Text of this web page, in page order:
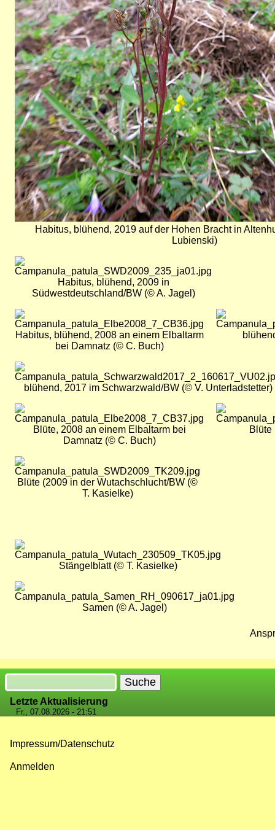
Habitus, blühend, 2019 auf der Hohen Bracht in
Lubienski)
Bild
Habitus, blühend, 2009 in
Südwestdeutschland/BW (© A. Jagel)
Bild
Habitus, blühend, 2008 an einem Elbaltarm
bei Damnatz (© C. Buch)
Bild
Bild
blühend, 2017 im Schwarzwald/BW (© V. Unterladstetter)
Bild
Blüte, 2008 an einem Elbaltarm bei
Damnatz (© C. Buch)
Bild
Blüte
Bild
Blüte (2009 in der Wutachschlucht/BW (©
T. Kasielke)
Bild
Stängelblatt (© T. Kasielke)
Bild
Samen (© A. Jagel)
Suche
Letzte Aktualisierung
Fr., 07.08.2026 - 21:51
Impressum/Datenschutz
Anmelden